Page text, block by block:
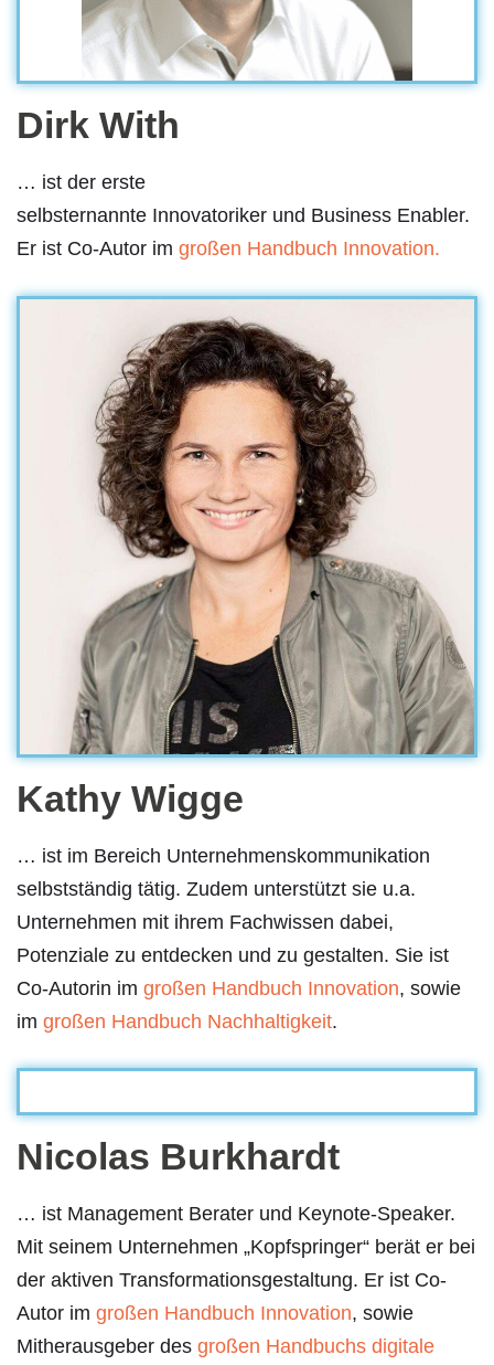
Dirk With
… ist der erste
selbsternannte Innovatoriker und Business Enabler.
Er ist Co-Autor im großen Handbuch Innovation.
Kathy Wigge
… ist im Bereich Unternehmenskommunikation
selbstständig tätig. Zudem unterstützt sie u.a.
Unternehmen mit ihrem Fachwissen dabei,
Potenziale zu entdecken und zu gestalten. Sie ist
Co-Autorin im großen Handbuch Innovation, sowie
im großen Handbuch Nachhaltigkeit.
Nicolas Burkhardt
… ist Management Berater und Keynote-Speaker.
Mit seinem Unternehmen „Kopfspringer“ berät er bei
der aktiven Transformationsgestaltung. Er ist Co-
Autor im großen Handbuch Innovation, sowie
Mitherausgeber des großen Handbuchs digitale